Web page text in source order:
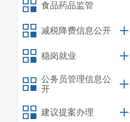
食品药品监管
减税降费信息公开
稳岗就业
公务员管理信息公
开
建议提案办理